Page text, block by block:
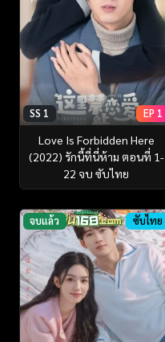
SS 1 EP 1
Love Is Forbidden Here
(2022) รักนี้ที่นี่ห้าม ตอนที่ 1-
22 จบ ซับไทย
จบแล้ว ซับไทย